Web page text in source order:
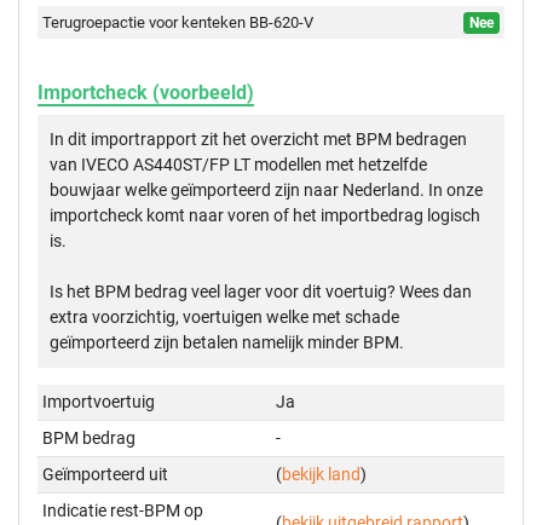
Terugroepactie voor kenteken BB-620-V
Nee
Importcheck (voorbeeld)
In dit importrapport zit het overzicht met BPM bedragen
van IVECO AS440ST/FP LT modellen met hetzelfde
bouwjaar welke geïmporteerd zijn naar Nederland. In onze
importcheck komt naar voren of het importbedrag logisch
is.
Is het BPM bedrag veel lager voor dit voertuig? Wees dan
extra voorzichtig, voertuigen welke met schade
geïmporteerd zijn betalen namelijk minder BPM.
Importvoertuig
Ja
BPM bedrag
-
Geïmporteerd uit
(bekijk land)
Indicatie rest-BPM op